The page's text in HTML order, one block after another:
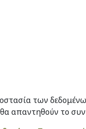
των
απαντηθούν το